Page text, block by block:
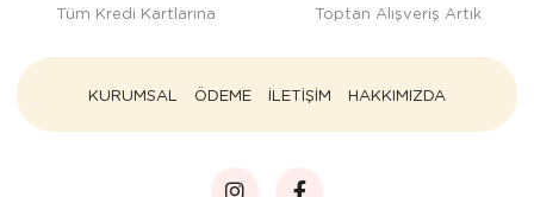
Tüm Kredi Kartlarına Toptan Alışveriş Artık
KURUMSAL ÖDEME İLETİŞİM HAKKIMIZDA